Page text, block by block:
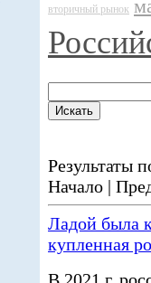
вторичный рынок
Результаты
Начало |
Ладой была
купленная